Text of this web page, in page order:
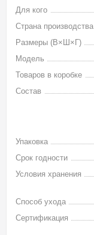
Для кого
Страна производства
Размеры (В×Ш×Г)
Модель
Товаров в коробке
Состав
Упаковка
Срок годности
Условия хранения
Способ ухода
Сертификация